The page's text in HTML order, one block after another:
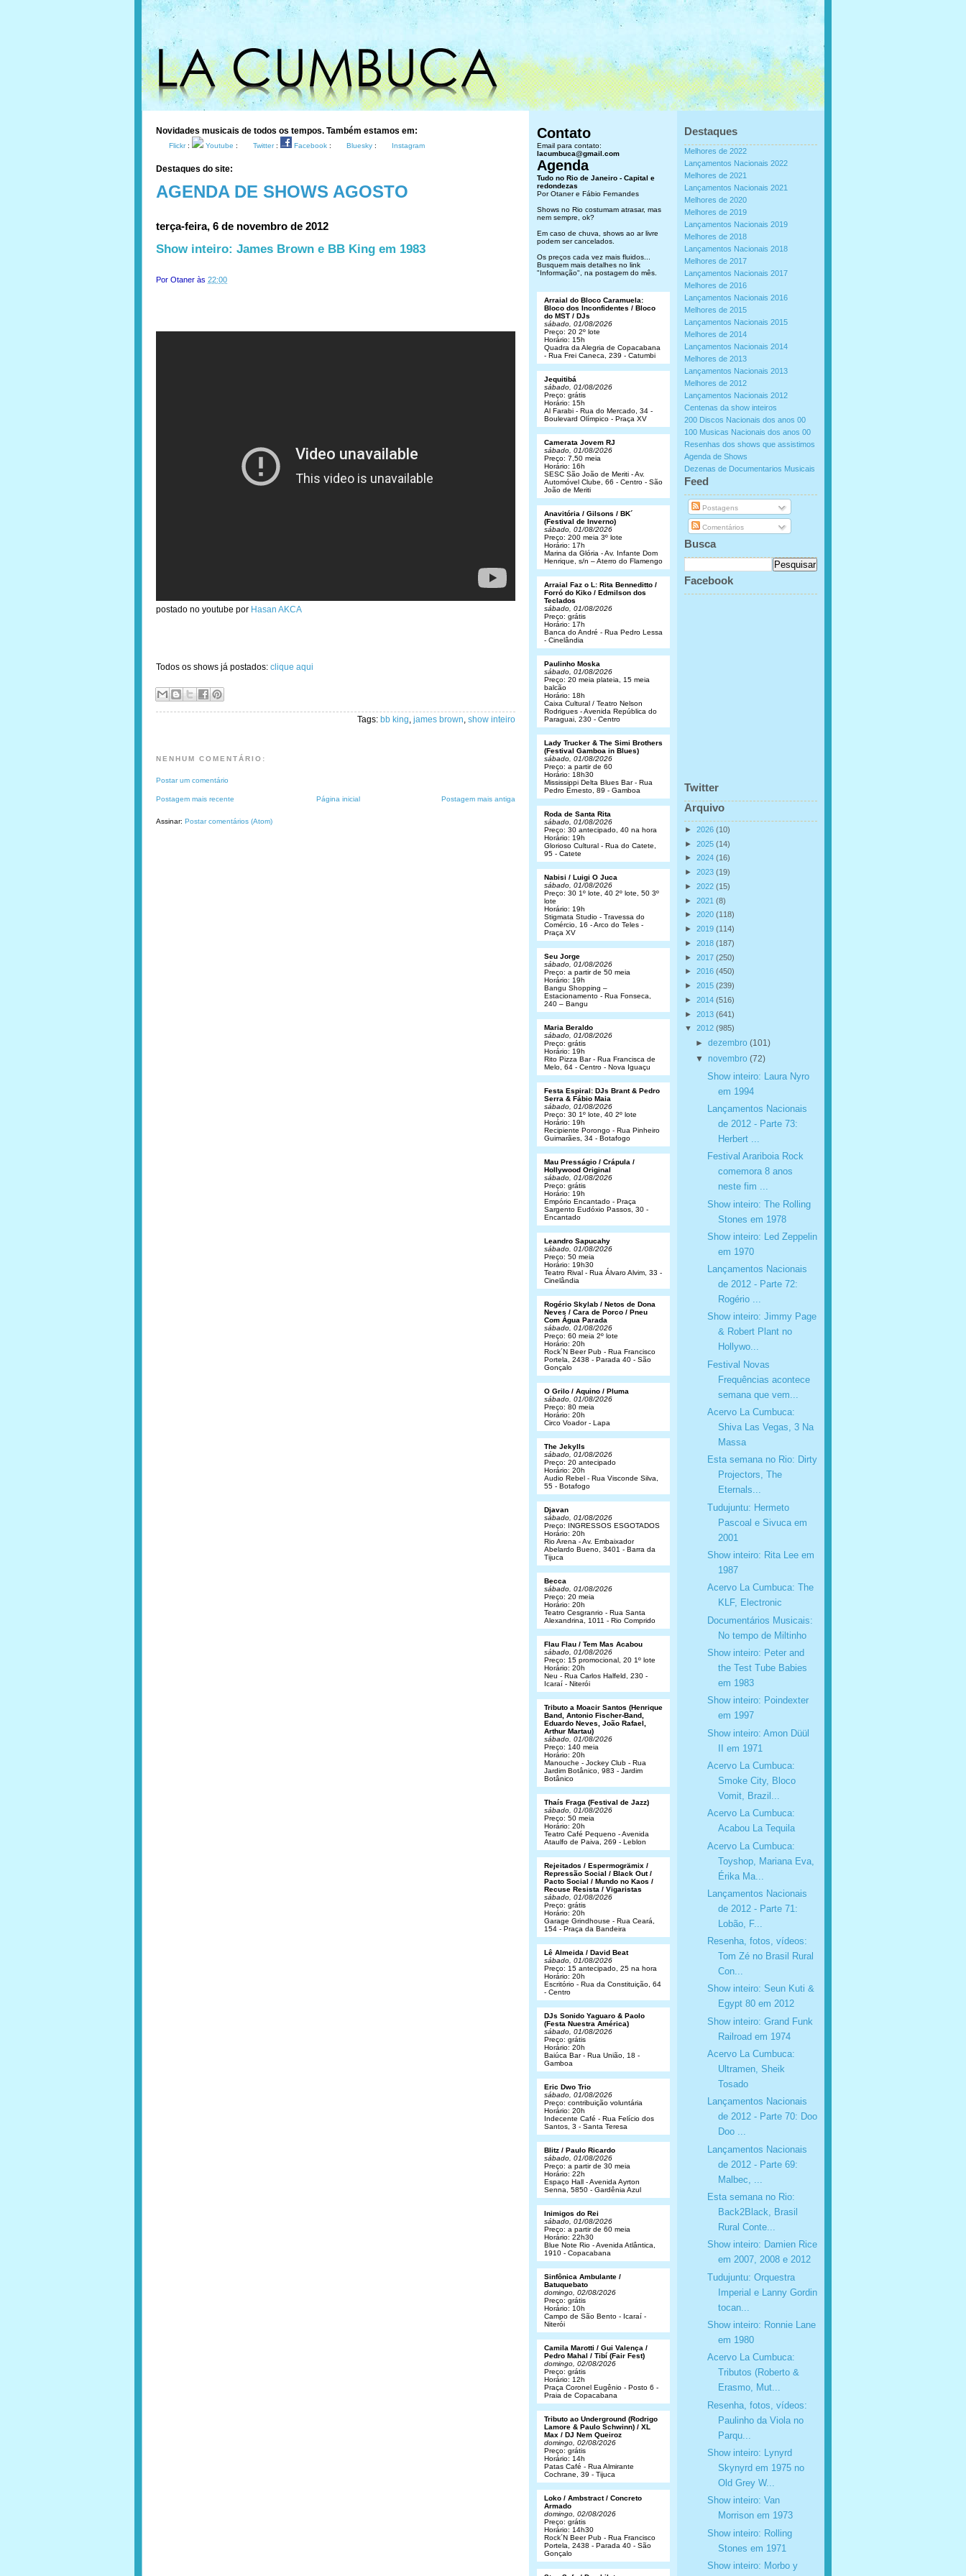
Novidades musicais de todos os tempos. Também estamos em:
Flickr: Youtube : Twitter: Facebook : Bluesky : Instagram
Destaques do site:
AGENDA DE SHOWS AGOSTO
terça-feira, 6 de novembro de 2012
Show inteiro: James Brown e BB King em 1983
Por Otaner às 22:00
postado no youtube por Hasan AKCA
Todos os shows já postados: clique aqui
Tags: bb king, james brown, show inteiro
NENHUM COMENTÁRIO:
Postar um comentário
Postagem mais recente Postagem mais antiga
Página inicial
Assinar: Postar comentários (Atom)
Destaques
Melhores de 2022
Lançamentos Nacionais 2022
Melhores de 2021
Lançamentos Nacionais 2021
Melhores de 2020
Melhores de 2019
Lançamentos Nacionais 2019
Melhores de 2018
Lançamentos Nacionais 2018
Melhores de 2017
Lançamentos Nacionais 2017
Melhores de 2016
Lançamentos Nacionais 2016
Melhores de 2015
Lançamentos Nacionais 2015
Melhores de 2014
Lançamentos Nacionais 2014
Melhores de 2013
Lançamentos Nacionais 2013
Melhores de 2012
Lançamentos Nacionais 2012
Centenas da show inteiros
200 Discos Nacionais dos anos 00
100 Musicas Nacionais dos anos 00
Resenhas dos shows que assistimos
Agenda de Shows
Dezenas de Documentarios Musicais
Feed
Postagens
Comentários
Busca
Facebook
Twitter
Arquivo
► 2026 (10)
► 2025 (14)
► 2024 (16)
► 2023 (19)
► 2022 (15)
► 2021 (8)
► 2020 (118)
► 2019 (114)
► 2018 (187)
► 2017 (250)
► 2016 (450)
► 2015 (239)
► 2014 (516)
► 2013 (641)
▼ 2012 (985)
► dezembro (101)
▼ novembro (72)
Show inteiro: Laura Nyro
em 1994
Lançamentos Nacionais
de 2012 - Parte 73:
Herbert ...
Festival Arariboia Rock
comemora 8 anos
neste fim ...
Show inteiro: The Rolling
Stones em 1978
Show inteiro: Led Zeppelin
em 1970
Lançamentos Nacionais
de 2012 - Parte 72:
Rogério ...
Show inteiro: Jimmy Page
& Robert Plant no
Hollywo...
Festival Novas
Frequências acontece
semana que vem...
Acervo La Cumbuca:
Shiva Las Vegas, 3 Na
Massa
Esta semana no Rio: Dirty
Projectors, The
Eternals...
Tudujuntu: Hermeto
Pascoal e Sivuca em
2001
Show inteiro: Rita Lee em
1987
Acervo La Cumbuca: The
KLF, Electronic
Documentários Musicais:
No tempo de Miltinho
Show inteiro: Peter and
the Test Tube Babies
em 1983
Show inteiro: Poindexter
em 1997
Show inteiro: Amon Düül
II em 1971
Acervo La Cumbuca:
Smoke City, Bloco
Vomit, Brazil...
Acervo La Cumbuca:
Acabou La Tequila
Acervo La Cumbuca:
Toyshop, Mariana Eva,
Érika Ma...
Lançamentos Nacionais
de 2012 - Parte 71:
Lobão, F...
Resenha, fotos, vídeos:
Tom Zé no Brasil Rural
Con...
Show inteiro: Seun Kuti &
Egypt 80 em 2012
Show inteiro: Grand Funk
Railroad em 1974
Acervo La Cumbuca:
Ultramen, Sheik
Tosado
Lançamentos Nacionais
de 2012 - Parte 70: Doo
Doo ...
Lançamentos Nacionais
de 2012 - Parte 69:
Malbec, ...
Esta semana no Rio:
Back2Black, Brasil
Rural Conte...
Show inteiro: Damien Rice
em 2007, 2008 e 2012
Tudujuntu: Orquestra
Imperial e Lanny Gordin
tocan...
Show inteiro: Ronnie Lane
em 1980
Acervo La Cumbuca:
Tributos (Roberto &
Erasmo, Mut...
Resenha, fotos, vídeos:
Paulinho da Viola no
Parqu...
Show inteiro: Lynyrd
Skynyrd em 1975 no
Old Grey W...
Show inteiro: Van
Morrison em 1973
Show inteiro: Rolling
Stones em 1971
Show inteiro: Morbo y
Contato
Email para contato:
lacumbuca@gmail.com
Agenda
Tudo no Rio de Janeiro - Capital e
redondezas
Por Otaner e Fábio Fernandes
Shows no Rio costumam atrasar, mas
nem sempre, ok?
Em caso de chuva, shows ao ar livre
podem ser cancelados.
Os preços cada vez mais fluidos...
Busquem mais detalhes no link
"Informação", na postagem do mês.
Arraial do Bloco Caramuela:
Bloco dos Inconfidentes / Bloco
do MST / DJs
sábado, 01/08/2026
Preço: 20 2º lote
Horário: 15h
Quadra da Alegria de Copacabana
- Rua Frei Caneca, 239 - Catumbi
Jequitibá
sábado, 01/08/2026
Preço: grátis
Horário: 15h
Al Farabi - Rua do Mercado, 34 -
Boulevard Olímpico - Praça XV
Camerata Jovem RJ
sábado, 01/08/2026
Preço: 7,50 meia
Horário: 16h
SESC São João de Meriti - Av.
Automóvel Clube, 66 - Centro - São
João de Meriti
Anavitória / Gilsons / BK´
(Festival de Inverno)
sábado, 01/08/2026
Preço: 200 meia 3º lote
Horário: 17h
Marina da Glória - Av. Infante Dom
Henrique, s/n – Aterro do Flamengo
Arraial Faz o L: Rita Benneditto /
Forró do Kiko / Edmilson dos
Teclados
sábado, 01/08/2026
Preço: grátis
Horário: 17h
Banca do André - Rua Pedro Lessa
- Cinelândia
Paulinho Moska
sábado, 01/08/2026
Preço: 20 meia plateia, 15 meia
balcão
Horário: 18h
Caixa Cultural / Teatro Nelson
Rodrigues - Avenida República do
Paraguai, 230 - Centro
Lady Trucker & The Simi Brothers
(Festival Gamboa in Blues)
sábado, 01/08/2026
Preço: a partir de 60
Horário: 18h30
Mississippi Delta Blues Bar - Rua
Pedro Ernesto, 89 - Gamboa
Roda de Santa Rita
sábado, 01/08/2026
Preço: 30 antecipado, 40 na hora
Horário: 19h
Glorioso Cultural - Rua do Catete,
95 - Catete
Nabisi / Luigi O Juca
sábado, 01/08/2026
Preço: 30 1º lote, 40 2º lote, 50 3º
lote
Horário: 19h
Stigmata Studio - Travessa do
Comércio, 16 - Arco do Teles -
Praça XV
Seu Jorge
sábado, 01/08/2026
Preço: a partir de 50 meia
Horário: 19h
Bangu Shopping –
Estacionamento - Rua Fonseca,
240 – Bangu
Maria Beraldo
sábado, 01/08/2026
Preço: grátis
Horário: 19h
Rito Pizza Bar - Rua Francisca de
Melo, 64 - Centro - Nova Iguaçu
Festa Espiral: DJs Brant & Pedro
Serra & Fábio Maia
sábado, 01/08/2026
Preço: 30 1º lote, 40 2º lote
Horário: 19h
Recipiente Porongo - Rua Pinheiro
Guimarães, 34 - Botafogo
Mau Presságio / Crápula /
Hollywood Original
sábado, 01/08/2026
Preço: grátis
Horário: 19h
Empório Encantado - Praça
Sargento Eudóxio Passos, 30 -
Encantado
Leandro Sapucahy
sábado, 01/08/2026
Preço: 50 meia
Horário: 19h30
Teatro Rival - Rua Álvaro Alvim, 33 -
Cinelândia
Rogério Skylab / Netos de Dona
Neves / Cara de Porco / Pneu
Com Água Parada
sábado, 01/08/2026
Preço: 60 meia 2º lote
Horário: 20h
Rock´N Beer Pub - Rua Francisco
Portela, 2438 - Parada 40 - São
Gonçalo
O Grilo / Aquino / Pluma
sábado, 01/08/2026
Preço: 80 meia
Horário: 20h
Circo Voador - Lapa
The Jekylls
sábado, 01/08/2026
Preço: 20 antecipado
Horário: 20h
Audio Rebel - Rua Visconde Silva,
55 - Botafogo
Djavan
sábado, 01/08/2026
Preço: INGRESSOS ESGOTADOS
Horário: 20h
Rio Arena - Av. Embaixador
Abelardo Bueno, 3401 - Barra da
Tijuca
Becca
sábado, 01/08/2026
Preço: 20 meia
Horário: 20h
Teatro Cesgranrio - Rua Santa
Alexandrina, 1011 - Rio Comprido
Flau Flau / Tem Mas Acabou
sábado, 01/08/2026
Preço: 15 promocional, 20 1º lote
Horário: 20h
Neu - Rua Carlos Halfeld, 230 -
Icaraí - Niterói
Tributo a Moacir Santos (Henrique
Band, Antonio Fischer-Band,
Eduardo Neves, João Rafael,
Arthur Martau)
sábado, 01/08/2026
Preço: 140 meia
Horário: 20h
Manouche - Jockey Club - Rua
Jardim Botânico, 983 - Jardim
Botânico
Thaís Fraga (Festival de Jazz)
sábado, 01/08/2026
Preço: 50 meia
Horário: 20h
Teatro Café Pequeno - Avenida
Ataulfo de Paiva, 269 - Leblon
Rejeitados / Espermogrämix /
Repressão Social / Black Out /
Pacto Social / Mundo no Kaos /
Recuse Resista / Vigaristas
sábado, 01/08/2026
Preço: grátis
Horário: 20h
Garage Grindhouse - Rua Ceará,
154 - Praça da Bandeira
Lê Almeida / David Beat
sábado, 01/08/2026
Preço: 15 antecipado, 25 na hora
Horário: 20h
Escritório - Rua da Constituição, 64
- Centro
DJs Sonido Yaguaro & Paolo
(Festa Nuestra América)
sábado, 01/08/2026
Preço: grátis
Horário: 20h
Baiúca Bar - Rua União, 18 -
Gamboa
Eric Dwo Trio
sábado, 01/08/2026
Preço: contribuição voluntária
Horário: 20h
Indecente Café - Rua Felício dos
Santos, 3 - Santa Teresa
Blitz / Paulo Ricardo
sábado, 01/08/2026
Preço: a partir de 30 meia
Horário: 22h
Espaço Hall - Avenida Ayrton
Senna, 5850 - Gardênia Azul
Inimigos do Rei
sábado, 01/08/2026
Preço: a partir de 60 meia
Horário: 22h30
Blue Note Rio - Avenida Atlântica,
1910 - Copacabana
Sinfônica Ambulante /
Batuquebato
domingo, 02/08/2026
Preço: grátis
Horário: 10h
Campo de São Bento - Icaraí -
Niterói
Camila Marotti / Gui Valença /
Pedro Mahal / Tibí (Fair Fest)
domingo, 02/08/2026
Preço: grátis
Horário: 12h
Praça Coronel Eugênio - Posto 6 -
Praia de Copacabana
Tributo ao Underground (Rodrigo
Lamore & Paulo Schwinn) / XL
Max / DJ Nem Queiroz
domingo, 02/08/2026
Preço: grátis
Horário: 14h
Patas Café - Rua Almirante
Cochrane, 39 - Tijuca
Loko / Ambstract / Concreto
Armado
domingo, 02/08/2026
Preço: grátis
Horário: 14h30
Rock´N Beer Pub - Rua Francisco
Portela, 2438 - Parada 40 - São
Gonçalo